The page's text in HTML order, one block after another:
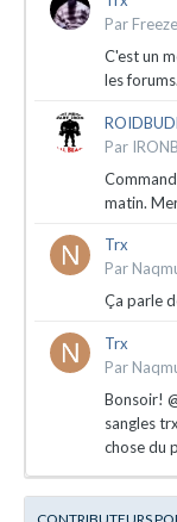
Par
C'est un
les forums.
Par
matin.
Trx
Par
Ça parle
Trx
Par
Bonsoir!
sangles
chose du